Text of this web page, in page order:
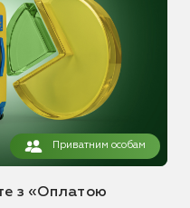
Приватним особам
з «Оплатою